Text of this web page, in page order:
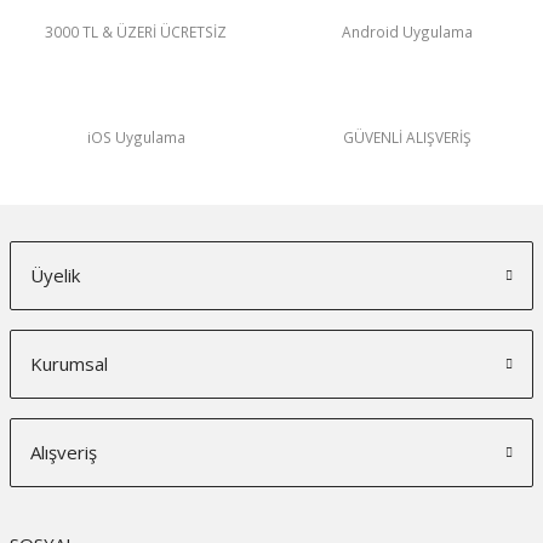
3000 TL & ÜZERİ ÜCRETSİZ Android Uygulama
iOS Uygulama GÜVENLİ ALIŞVERİŞ
Üyelik
Kurumsal
Alışveriş